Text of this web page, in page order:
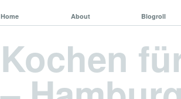
Home About Blogroll
Kochen